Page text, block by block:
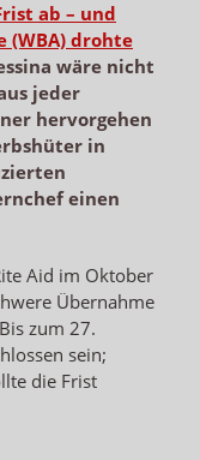
ab – und
(WBA) drohte
wäre nicht
jeder
hervorgehen
in
einen
Aid im Oktober
Übernahme
zum 27.
sein;
die Frist